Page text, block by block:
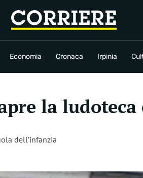
Economia Cronaca Irpinia
Irpinia Sport
la ludoteca
dell’infanzia